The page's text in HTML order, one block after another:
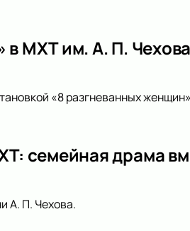
МХТ им. А. П.
«8 разгневанных
семейная драма
А. П. Чехова.